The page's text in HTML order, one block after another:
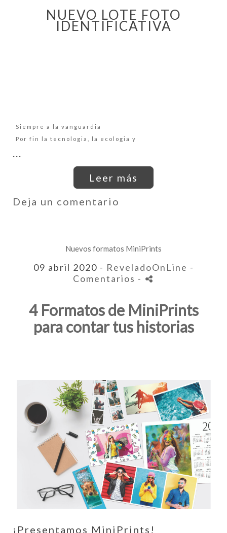
NUEVO LOTE FOTO
IDENTIFICATIVA
Siempre a la vanguardia
Por fin la tecnologia, la ecologia y
...
Leer más
Deja un comentario
Nuevos formatos MiniPrints
09 abril 2020 - ReveladoOnLine -
Comentarios -
4 Formatos de MiniPrints
para contar tus historias
¡Presentamos MiniPrints!